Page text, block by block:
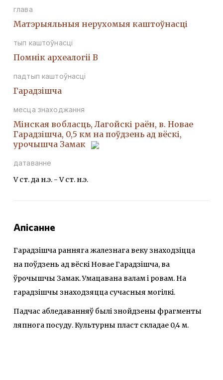
глава
Матэрыяльныя нерухомыя каштоўнасці
тып каштоўнасці
Помнiк археалогii В
падтып каштоўнасці
Гарадзiшча
месца знаходжання
Мінская вобласць, Лагойскі раён, в. Новае
Гарадзішча, 0,5 км на поўдзень ад вёскі,
урочышча Замак
датаванне
V ст. да н.э. - V ст. н.э.
Апісанне
Гарадзішча ранняга жалезнага веку знаходзіцца
на поўдзень ад вёскі Новае Гарадзішча, ва
ўрочышчы Замак. Умацавана валам i ровам. На
гарадзішчы знаходзяцца сучасныя могілкі.
Падчас абледаванняў былі знойдзены фрагменты
ляпнога посуду. Культурны пласт складае 0,4 м.